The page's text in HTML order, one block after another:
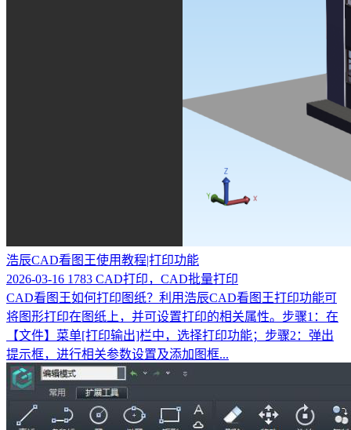
浩辰CAD看图王使用教程|打印功能
2026-03-16 1783 CAD打印，CAD批量打印
CAD看图王如何打印图纸？利用浩辰CAD看图王打印功能可
将图形打印在图纸上，并可设置打印的相关属性。步骤1：在
【文件】菜单[打印输出]栏中，选择打印功能；步骤2：弹出
提示框，进行相关参数设置及添加图框...